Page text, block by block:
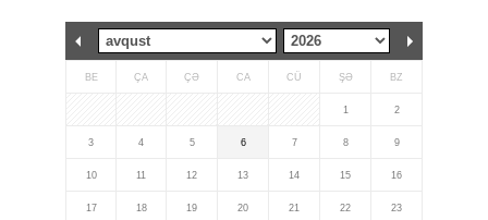
BE ÇA ÇƏ CA CÜ ŞƏ BZ
1 2
3 4 5 6 7 8 9
10 11 12 13 14 15 16
17 18 19 20 21 22 23